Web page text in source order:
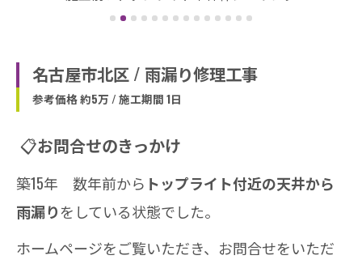
名古屋市北区 / 雨漏り修理工事
参考価格 約5万 / 施工期間 1日
📋お問合せのきっかけ
築15年 数年前から トップライト付近の天井から
雨漏りをしている状態でした。
ホームページをご覧いただき、お問合せをいただ